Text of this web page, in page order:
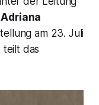
am 23. Juli
teilt das